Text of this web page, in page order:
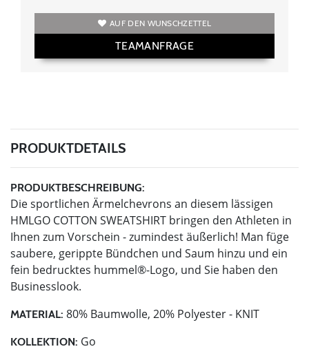
AUF DEN WUNSCHZETTEL
TEAMANFRAGE
PRODUKTDETAILS
PRODUKTBESCHREIBUNG:
Die sportlichen Ärmelchevrons an diesem lässigen
HMLGO COTTON SWEATSHIRT bringen den Athleten in
Ihnen zum Vorschein - zumindest äußerlich! Man füge
saubere, gerippte Bündchen und Saum hinzu und ein
fein bedrucktes hummel®-Logo, und Sie haben den
Businesslook.
MATERIAL: 80% Baumwolle, 20% Polyester - KNIT
KOLLEKTION: Go